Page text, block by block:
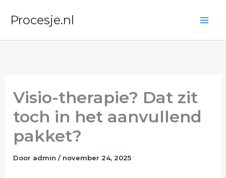
naarProcesje.nl
Visio-therapie? Dat zit
toch in het aanvullend
pakket?
Door admin/ november 24, 2025